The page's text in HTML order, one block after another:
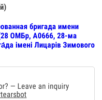
бригада имени
ОМБр, А0666, 28-ма
імені Лицарів Зимового
— Leave an inquiry